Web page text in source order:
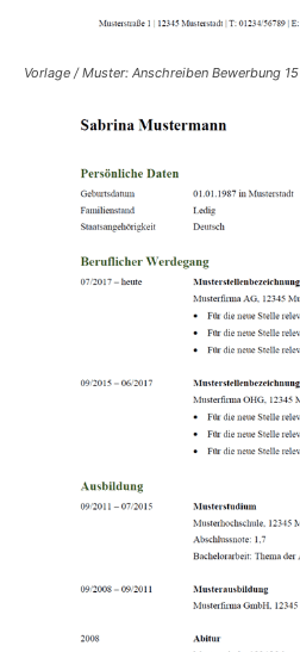
Vorlage / Muster: Anschreiben Bewerbung 15